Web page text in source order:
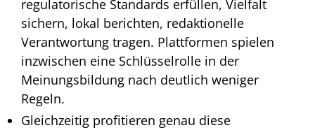
regulatorische Standards erfüllen, Vielfalt
sichern, lokal berichten, redaktionelle
Verantwortung tragen. Plattformen spielen
inzwischen eine Schlüsselrolle in der
Meinungsbildung nach deutlich weniger
Regeln.
Gleichzeitig profitieren genau diese